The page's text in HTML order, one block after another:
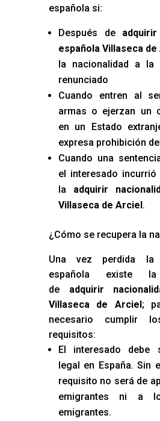
española si:
Después de
española Villaseca de
la nacionalidad a la
renunciado
Cuando entren al
armas o ejerzan un
en un Estado
expresa prohibición
Cuando una
el interesado
la adquirir
Villaseca de Arciel .
¿Cómo se recupera la
Una vez perdida la
española existe la
de adquirir
Villaseca de Arciel ;
necesario cumplir
requisitos:
El interesado debe
legal en España. Sin
requisito no será de
emigrantes ni a
emigrantes.